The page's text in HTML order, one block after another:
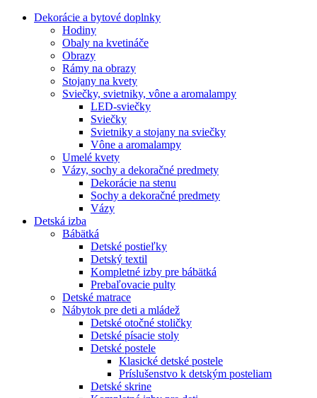
Dekorácie a bytové doplnky
Hodiny
Obaly na kvetináče
Obrazy
Rámy na obrazy
Stojany na kvety
Sviečky, svietniky, vône a aromalampy
LED-sviečky
Sviečky
Svietniky a stojany na sviečky
Vône a aromalampy
Umelé kvety
Vázy, sochy a dekoračné predmety
Dekorácie na stenu
Sochy a dekoračné predmety
Vázy
Detská izba
Bábätká
Detské postieľky
Detský textil
Kompletné izby pre bábätká
Prebaľovacie pulty
Detské matrace
Nábytok pre deti a mládež
Detské otočné stoličky
Detské písacie stoly
Detské postele
Klasické detské postele
Príslušenstvo k detským posteliam
Detské skrine